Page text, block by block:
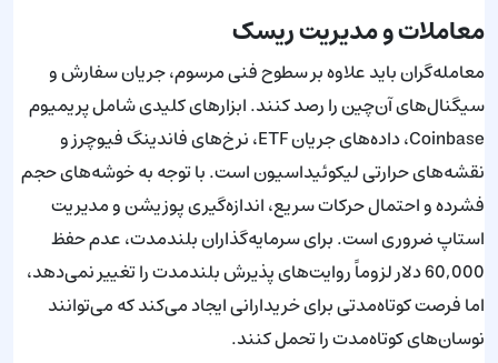
معاملات و مدیریت ریسک
معامله‌گران باید علاوه بر سطوح فنی مرسوم، جریان سفارش و
سیگنال‌های آن‌چین را رصد کنند. ابزارهای کلیدی شامل پریمیوم
Coinbase، داده‌های جریان ETF، نرخ‌های فاندینگ فیوچرز و
نقشه‌های حرارتی لیکوئیداسیون است. با توجه به خوشه‌های حجم
فشرده و احتمال حرکات سریع، اندازه‌گیری پوزیشن و مدیریت
استاپ ضروری است. برای سرمایه‌گذاران بلندمدت، عدم حفظ
60,000 دلار لزوماً روایت‌های پذیرش بلندمدت را تغییر نمی‌دهد،
اما فرصت کوتاه‌مدتی برای خریدارانی ایجاد می‌کند که می‌توانند
نوسان‌های کوتاه‌مدت را تحمل کنند.